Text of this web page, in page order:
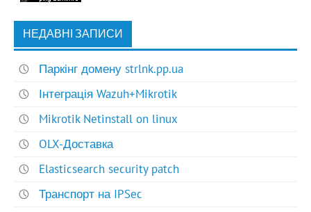
НЕДАВНІ ЗАПИСИ
Паркінг домену strlnk.pp.ua
Інтеграція Wazuh+Mikrotik
Mikrotik Netinstall on linux
OLX-Доставка
Elasticsearch security patch
Транспорт на IPSec